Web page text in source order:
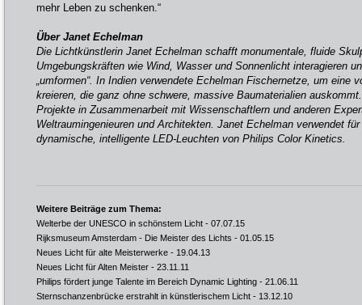
mehr Leben zu schenken.“
Über Janet Echelman
Die Lichtkünstlerin Janet Echelman schafft monumentale, fluide
Umgebungskräften wie Wind, Wasser und Sonnenlicht interagieren
„umformen“. In Indien verwendete Echelman Fischernetze, um eine
kreieren, die ganz ohne schwere, massive Baumaterialien
Projekte in Zusammenarbeit mit Wissenschaftlern und anderen
Weltraumingenieuren und Architekten. Janet Echelman verwendet
dynamische, intelligente LED-Leuchten von Philips Color Kinetics.
Weitere Beiträge zum Thema:
Welterbe der UNESCO in schönstem Licht - 07.07.15
Rijksmuseum Amsterdam - Die Meister des Lichts - 01.05.15
Neues Licht für alte Meisterwerke - 19.04.13
Neues Licht für Alten Meister - 23.11.11
Philips fördert junge Talente im Bereich Dynamic Lighting - 21.06.11
Sternschanzenbrücke erstrahlt in künstlerischem Licht - 13.12.10